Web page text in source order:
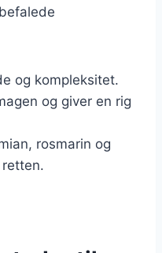
og kompleksitet.
og giver en rig
rosmarin og